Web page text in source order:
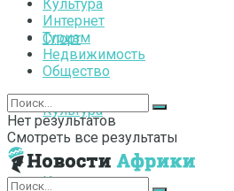
Спорт
Культура
Интернет
Культура
Интернет
Туризм
Недвижимость
Общество
Нет результатов
Смотреть все результаты